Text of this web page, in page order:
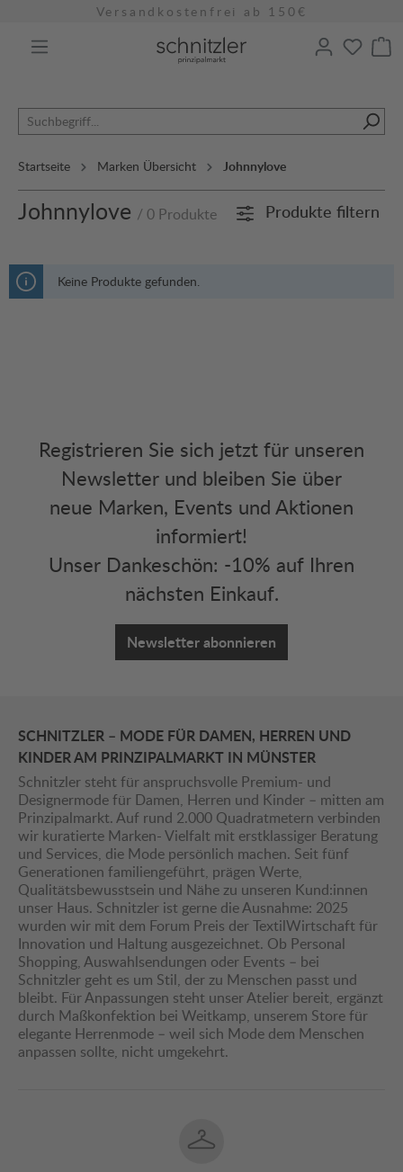
Versandkostenfrei ab 150€
Startseite Marken Übersicht Johnnylove
Johnnylove / 0 Produkte Produkte filtern
Keine Produkte gefunden.
Registrieren Sie sich jetzt für unseren
Newsletter und bleiben Sie über
neue Marken, Events und Aktionen
informiert!
Unser Dankeschön: -10% auf Ihren
nächsten Einkauf.
Newsletter abonnieren
SCHNITZLER – MODE FÜR DAMEN, HERREN UND
KINDER AM PRINZIPALMARKT IN MÜNSTER
Schnitzler steht für anspruchsvolle Premium- und
Designermode für Damen, Herren und Kinder – mitten am
Prinzipalmarkt. Auf rund 2.000 Quadratmetern verbinden
wir kuratierte Marken- Vielfalt mit erstklassiger Beratung
und Services, die Mode persönlich machen. Seit fünf
Generationen familiengeführt, prägen Werte,
Qualitätsbewusstsein und Nähe zu unseren Kund:innen
unser Haus. Schnitzler ist gerne die Ausnahme: 2025
wurden wir mit dem Forum Preis der TextilWirtschaft für
Innovation und Haltung ausgezeichnet. Ob Personal
Shopping, Auswahlsendungen oder Events – bei
Schnitzler geht es um Stil, der zu Menschen passt und
bleibt. Für Anpassungen steht unser Atelier bereit, ergänzt
durch Maßkonfektion bei Weitkamp, unserem Store für
elegante Herrenmode – weil sich Mode dem Menschen
anpassen sollte, nicht umgekehrt.